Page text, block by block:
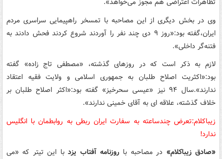
وی در بخش دیگری از این مصاحبه با تمسخر راهپیمایی سراسری مردم
ایران،گفته بود:«روز ٩ دی چند نفر را آوردند شروع کردند فحش دادند به
فتنه‌گر داخلی».
لازم به ذکر است که در روزهای گذشته، «مصطفی تاج زاده» گفته
بود:«اکثریت اصلاح طلبان به جمهوری اسلامی و ولایت فقیه اعتقاد
ندارند».سال ۹۴ نیز «عیسی سحرخیز» گفته بود:«اکثر اصلاح طلبان بر
خلاف گذشته، علاقه ای به آقای خمینی ندارند».
زیباکلام:تعرض چندساعته به سفارت ایران ربطی به روابطمان با انگلیس
ندارد!
«صادق زیباکلام» در مصاحبه باروزنامه آفتاب یزدبا این تیتر که «می